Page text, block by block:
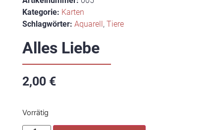
Kategorie: Karten
Schlagwörter: Aquarell, Tiere
Alles Liebe
2,00 €
Vorrätig